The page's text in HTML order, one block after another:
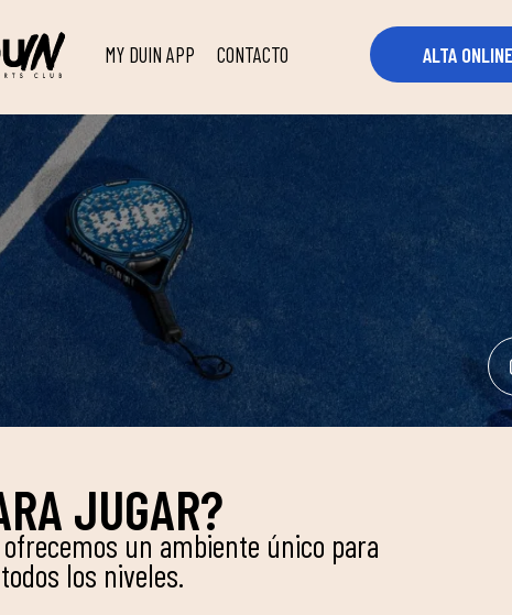
MY DUIN APP CONTACTO ALTA ONLINE
JUGAR?
un ambiente único para
los niveles.